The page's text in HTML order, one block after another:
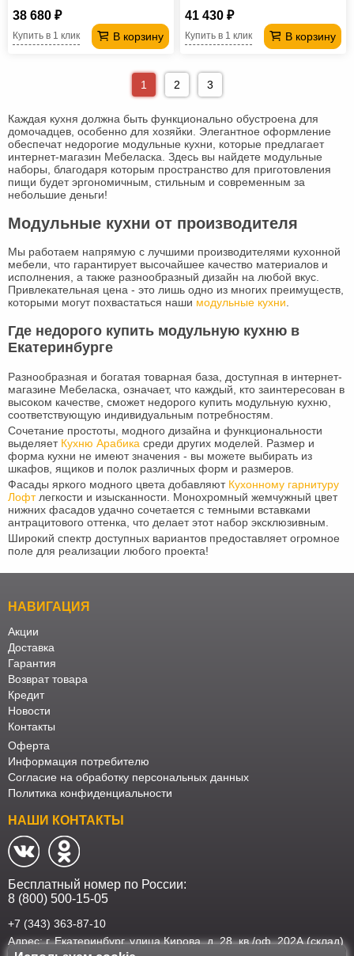
38 680 ₽
В корзину
Купить в 1 клик
41 430 ₽
В корзину
Купить в 1 клик
1 2 3
Каждая кухня должна быть функционально обустроена для
домочадцев, особенно для хозяйки. Элегантное оформление
обеспечат недорогие модульные кухни, которые предлагает
интернет-магазин Мебеласка. Здесь вы найдете модульные
наборы, благодаря которым пространство для приготовления
пищи будет эргономичным, стильным и современным за
небольшие деньги!
Модульные кухни от производителя
Мы работаем напрямую с лучшими производителями кухонной
мебели, что гарантирует высочайшее качество материалов и
исполнения, а также разнообразный дизайн на любой вкус.
Привлекательная цена - это лишь одно из многих преимуществ,
которыми могут похвастаться наши модульные кухни.
Где недорого купить модульную кухню в
Екатеринбурге
Разнообразная и богатая товарная база, доступная в интернет-
магазине Мебеласка, означает, что каждый, кто заинтересован в
высоком качестве, сможет недорого купить модульную кухню,
соответствующую индивидуальным потребностям.
Сочетание простоты, модного дизайна и функциональности
выделяет Кухню Арабика среди других моделей. Размер и
форма кухни не имеют значения - вы можете выбирать из
шкафов, ящиков и полок различных форм и размеров.
Фасады яркого модного цвета добавляют Кухонному гарнитуру
Лофтлегкости и изысканности. Монохромный жемчужный цвет
нижних фасадов удачно сочетается с темными вставками
антрацитового оттенка, что делает этот набор эксклюзивным.
Широкий спектр доступных вариантов предоставляет огромное
поле для реализации любого проекта!
НАВИГАЦИЯ
Акции
Доставка
Гарантия
Возврат товара
Кредит
Новости
Контакты
Оферта
Информация потребителю
Согласие на обработку персональных данных
Политика конфиденциальности
НАШИ КОНТАКТЫ
Бесплатный номер по России:
8 (800) 500-15-05
+7 (343) 363-87-10
Адрес: г. Екатеринбург, улица Кирова, д. 28, кв./оф. 202А (склад)